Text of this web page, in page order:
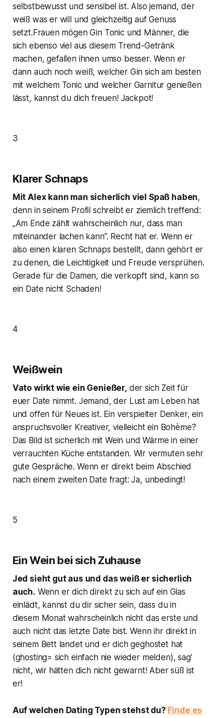
selbstbewusst und sensibel ist. Also jemand, der
weiß was er will und gleichzeitig auf Genuss
setzt.Frauen mögen Gin Tonic und Männer, die
sich ebenso viel aus diesem Trend-Getränk
machen, gefallen ihnen umso besser. Wenn er
dann auch noch weiß, welcher Gin sich am besten
mit welchem Tonic und welcher Garnitur genießen
lässt, kannst du dich freuen! Jackpot!
3
Klarer Schnaps
Mit Alex kann man sicherlich viel Spaß haben,
denn in seinem Profil schreibt er ziemlich treffend:
„Am Ende zählt wahrscheinlich nur, dass man
miteinander lachen kann”. Recht hat er. Wenn er
also einen klaren Schnaps bestellt, dann gehört er
zu denen, die Leichtigkeit und Freude versprühen.
Gerade für die Damen, die verkopft sind, kann so
ein Date nicht Schaden!
4
Weißwein
Vato wirkt wie ein Genießer,der sich Zeit für
euer Date nimmt. Jemand, der Lust am Leben hat
und offen für Neues ist. Ein verspielter Denker, ein
anspruchsvoller Kreativer, vielleicht ein Bohème?
Das Bild ist sicherlich mit Wein und Wärme in einer
verrauchten Küche entstanden. Wir vermuten sehr
gute Gespräche. Wenn er direkt beim Abschied
nach einem zweiten Date fragt: Ja, unbedingt!
5
Ein Wein bei sich Zuhause
Jed sieht gut aus und das weiß er sicherlich
auch. Wenn er dich direkt zu sich auf ein Glas
einlädt, kannst du dir sicher sein, dass du in
diesem Monat wahrscheinlich nicht das erste und
auch nicht das letzte Date bist. Wenn ihr direkt in
seinem Bett landet und er dich geghostet hat
(ghosting= sich einfach nie wieder melden), sag’
nicht, wir hätten dich nicht gewarnt! Aber süß ist
er!
Auf welchen Dating Typen stehst du? Finde es